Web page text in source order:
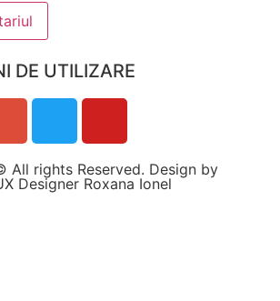
DE UTILIZARE
All rights Reserved. Design by
Designer Roxana Ionel